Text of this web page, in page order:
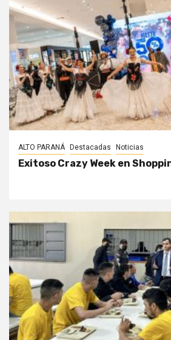
ALTO PARANÁ Destacadas Noticias
Exitoso Crazy Week en